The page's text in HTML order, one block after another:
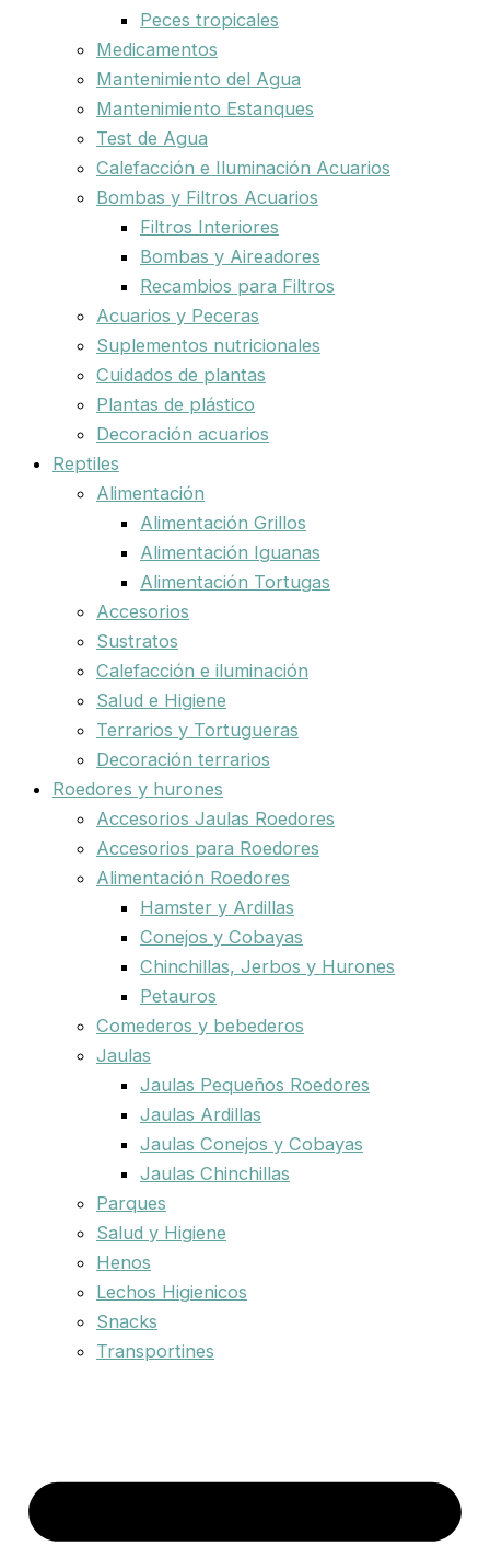
Peces tropicales
Medicamentos
Mantenimiento del Agua
Mantenimiento Estanques
Test de Agua
Calefacción e Iluminación Acuarios
Bombas y Filtros Acuarios
Filtros Interiores
Bombas y Aireadores
Recambios para Filtros
Acuarios y Peceras
Suplementos nutricionales
Cuidados de plantas
Plantas de plástico
Decoración acuarios
Reptiles
Alimentación
Alimentación Grillos
Alimentación Iguanas
Alimentación Tortugas
Accesorios
Sustratos
Calefacción e iluminación
Salud e Higiene
Terrarios y Tortugueras
Decoración terrarios
Roedores y hurones
Accesorios Jaulas Roedores
Accesorios para Roedores
Alimentación Roedores
Hamster y Ardillas
Conejos y Cobayas
Chinchillas, Jerbos y Hurones
Petauros
Comederos y bebederos
Jaulas
Jaulas Pequeños Roedores
Jaulas Ardillas
Jaulas Conejos y Cobayas
Jaulas Chinchillas
Parques
Salud y Higiene
Henos
Lechos Higienicos
Snacks
Transportines